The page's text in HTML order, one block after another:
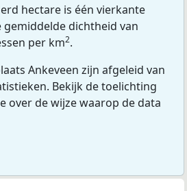
hectare is één vierkante
gemiddelde dichtheid van
per km2.
Ankeveen zijn afgeleid van
Bekijk de toelichting
over de wijze waarop de data